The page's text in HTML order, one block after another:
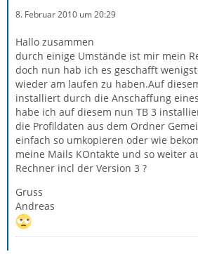
8. Februar 2010 um 20:29
Hallo zusammen
durch einige Umstände ist mir mein
doch nun hab ich es geschafft
wieder am laufen zu haben.Auf
installiert durch die Anschaffung
habe ich auf diesem nun TB 3
die Profildaten aus dem Ordner
einfach so umkopieren oder wie
meine Mails KOntakte und so weiter
Rechner incl der Version 3 ?
Gruss
Andreas